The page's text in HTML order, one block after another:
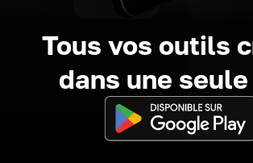
Tous vos outils
dans une